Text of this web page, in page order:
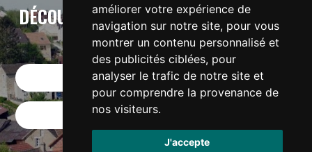
améliorer votre expérience de
navigation sur notre site, pour vous
montrer un contenu personnalisé et
des publicités ciblées, pour
analyser le trafic de notre site et
pour comprendre la provenance de
nos visiteurs.
J'accepte
DÉCOUVREZ CITYC : L'APPLICATION DE
VOTRE VILLE
Télécharger sur App Store
Télécharger sur Google Play